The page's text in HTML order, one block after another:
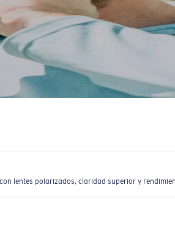
lentes polarizados, claridad superior y